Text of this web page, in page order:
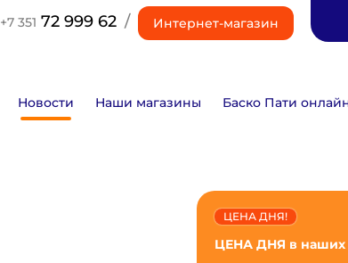
+7 351 72 999 62 / Интернет-магазин
Новости Наши магазины Баско Пати
ЦЕНА ДНЯ в наших
ЦЕНА ДНЯ!